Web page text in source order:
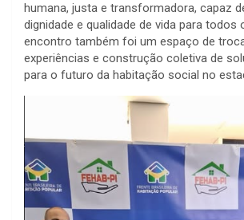
humana, justa e transformadora, capaz
dignidade e qualidade de vida para todos
encontro também foi um espaço de
experiências e construção coletiva de
para o futuro da habitação social no